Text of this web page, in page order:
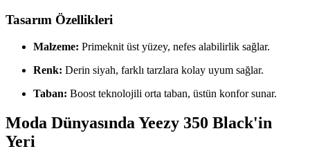
Tasarım Özellikleri
Malzeme: Primeknit üst yüzey, nefes alabilirlik sağlar.
Renk: Derin siyah, farklı tarzlara kolay uyum sağlar.
Taban: Boost teknolojili orta taban, üstün konfor sunar.
Moda Dünyasında Yeezy 350 Black'in
Yeri